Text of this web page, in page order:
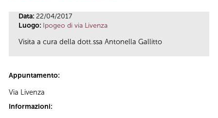
Data: 22/04/2017
Luogo: Ipogeo di via Livenza
Visita a cura della dott.ssa Antonella Gallitto
Appuntamento:
Via Livenza
Informazioni: